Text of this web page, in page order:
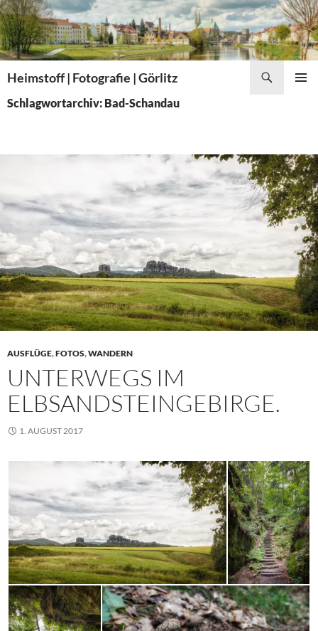
Zum
Inhalt
springen
Heimstoff | Fotografie | Görlitz
Schlagwortarchiv: Bad-Schandau
AUSFLÜGE,FOTOS,WANDERN
UNTERWEGS IM
ELBSANDSTEINGEBIRGE.
1. AUGUST 2017